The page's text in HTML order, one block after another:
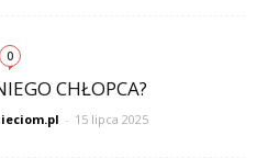
0
CHŁOPCA?
- 15 lipca 2025